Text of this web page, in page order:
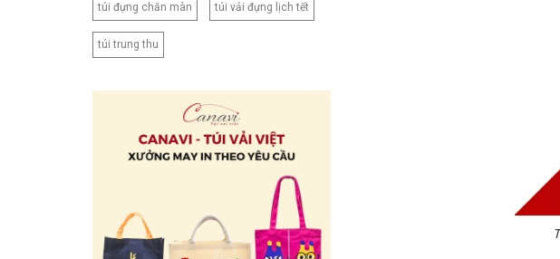
túi đựng chăn màn túi vải đựng lịch tết
túi trung thu